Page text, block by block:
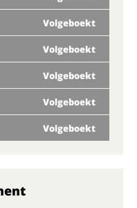
Volgeboekt
Volgeboekt
Volgeboekt
Volgeboekt
Volgeboekt